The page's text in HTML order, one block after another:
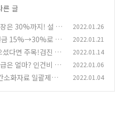
른 글
은 30%까지! 설 명
갑시다> (0)
2022.01.26
금 15%→30%로 확
기
(0)
2022.01.21
다면 주목!검진 기
(1)
2022.01.14
은 얼마? 인건비 부
해소하자! (0)
2022.01.06
소화자료 일괄제공
2022.01.04